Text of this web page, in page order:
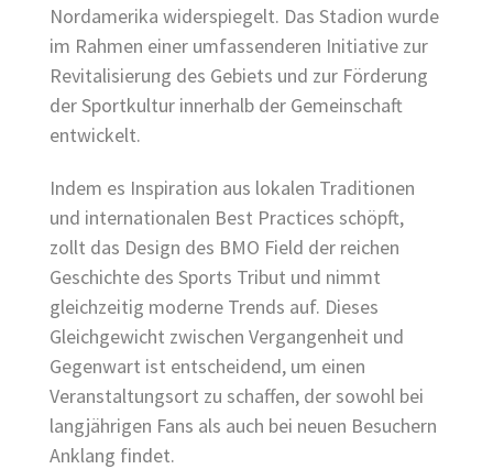
Nordamerika widerspiegelt. Das Stadion wurde
im Rahmen einer umfassenderen Initiative zur
Revitalisierung des Gebiets und zur Förderung
der Sportkultur innerhalb der Gemeinschaft
entwickelt.
Indem es Inspiration aus lokalen Traditionen
und internationalen Best Practices schöpft,
zollt das Design des BMO Field der reichen
Geschichte des Sports Tribut und nimmt
gleichzeitig moderne Trends auf. Dieses
Gleichgewicht zwischen Vergangenheit und
Gegenwart ist entscheidend, um einen
Veranstaltungsort zu schaffen, der sowohl bei
langjährigen Fans als auch bei neuen Besuchern
Anklang findet.